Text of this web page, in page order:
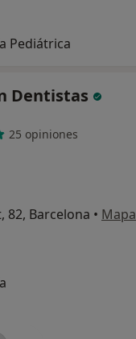
Pediátrica
Dentistas
25 opiniones
82, Barcelona • Mapa